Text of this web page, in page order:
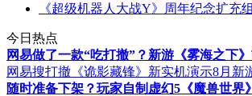
《超级机器人大战Y》周年纪念扩充
今日热点
网易做了一款“吃打撤”？新游《雾海之下》
网易搜打撤《诡影藏锋》新实机演示8月新
随时准备下架？玩家自制虚幻5《魔兽世界